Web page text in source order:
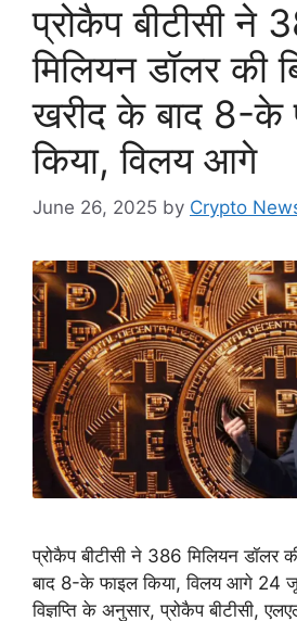
प्रोकैप बीटीसी ने
मिलियन डॉलर की
खरीद के बाद 8-के
किया, विलय आगे
June 26, 2025 by Crypto
प्रोकैप बीटीसी ने 386 मिलियन डॉलर
बाद 8-के फाइल किया, विलय आगे 24
विज्ञप्ति के अनुसार, प्रोकैप बीटीसी,